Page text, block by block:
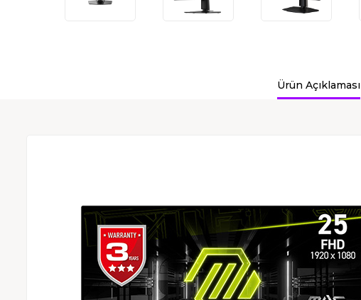
Ürün Açıklaması